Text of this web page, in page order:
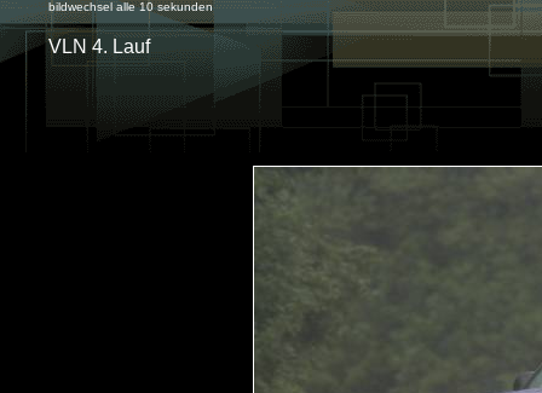
bildwechsel alle 10 sekunden
VLN 4. Lauf